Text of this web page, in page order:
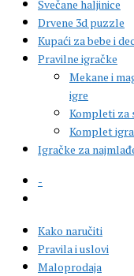
Svečane haljinice
Drvene 3d puzzle
Kupaći za bebe i
Pravilne igračke
Mekane i
igre
Kompleti za
Komplet
Igračke za
-
Kako naručiti
Pravila i uslovi
Maloprodaja